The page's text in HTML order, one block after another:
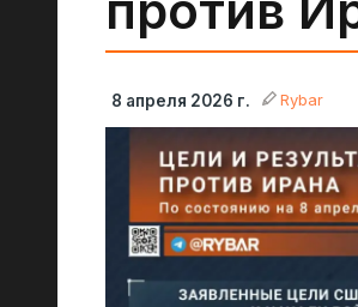
8 апреля 2026 г. Rybar